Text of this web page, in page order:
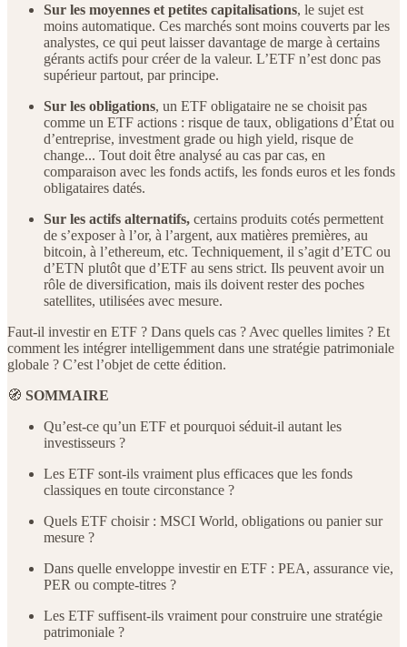
Sur les moyennes et petites capitalisations, le sujet est
moins automatique. Ces marchés sont moins couverts par les
analystes, ce qui peut laisser davantage de marge à certains
gérants actifs pour créer de la valeur. L’ETF n’est donc pas
supérieur partout, par principe.
Sur les obligations, un ETF obligataire ne se choisit pas
comme un ETF actions : risque de taux, obligations d’État ou
d’entreprise, investment grade ou high yield, risque de
change... Tout doit être analysé au cas par cas, en
comparaison avec les fonds actifs, les fonds euros et les fonds
obligataires datés.
Sur les actifs alternatifs, certains produits cotés permettent
de s’exposer à l’or, à l’argent, aux matières premières, au
bitcoin, à l’ethereum, etc. Techniquement, il s’agit d’ETC ou
d’ETN plutôt que d’ETF au sens strict. Ils peuvent avoir un
rôle de diversification, mais ils doivent rester des poches
satellites, utilisées avec mesure.
Faut-il investir en ETF ? Dans quels cas ? Avec quelles limites ? Et
comment les intégrer intelligemment dans une stratégie patrimoniale
globale ? C’est l’objet de cette édition.
🧭 SOMMAIRE
Qu’est-ce qu’un ETF et pourquoi séduit-il autant les
investisseurs ?
Les ETF sont-ils vraiment plus efficaces que les fonds
classiques en toute circonstance ?
Quels ETF choisir : MSCI World, obligations ou panier sur
mesure ?
Dans quelle enveloppe investir en ETF : PEA, assurance vie,
PER ou compte-titres ?
Les ETF suffisent-ils vraiment pour construire une stratégie
patrimoniale ?